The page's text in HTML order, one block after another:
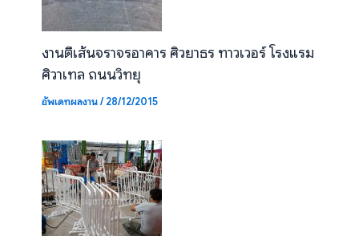
งานตีเส้นจราจรอาคาร ศิวยาธร ทาวเวอร์ โรงแรม
ศิวาเทล ถนนวิทยุ
อัพเดทผลงาน/28/12/2015